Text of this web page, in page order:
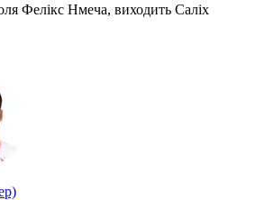
Фелікс Нмеча, виходить Саліх